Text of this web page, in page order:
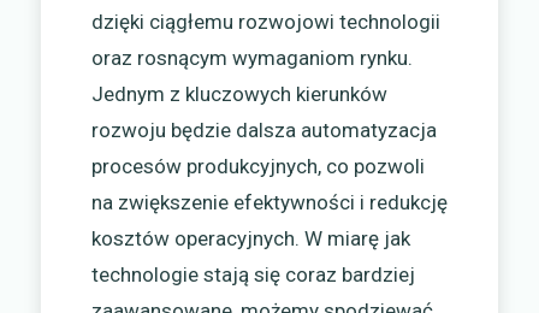
dzięki ciągłemu rozwojowi technologii
oraz rosnącym wymaganiom rynku.
Jednym z kluczowych kierunków
rozwoju będzie dalsza automatyzacja
procesów produkcyjnych, co pozwoli
na zwiększenie efektywności i redukcję
kosztów operacyjnych. W miarę jak
technologie stają się coraz bardziej